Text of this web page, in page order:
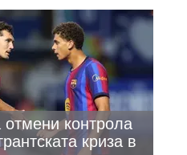
отмени контрола
криза в